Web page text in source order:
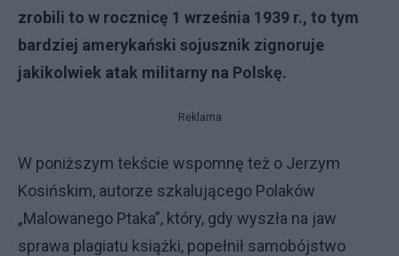
zrobili to w rocznicę 1 września 1939 r., to tym
bardziej amerykański sojusznik zignoruje
jakikolwiek atak militarny na Polskę.
Reklama
W poniższym tekście wspomnę też o Jerzym
Kosińskim, autorze szkalującego Polaków
„Malowanego Ptaka”, który, gdy wyszła na jaw
sprawa plagiatu książki, popełnił samobójstwo